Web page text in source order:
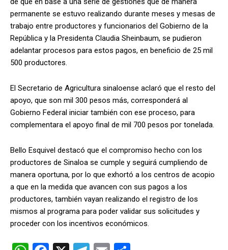
permanente se estuvo realizando durante meses y mesas de
trabajo entre productores y funcionarios del Gobierno de la
República y la Presidenta Claudia Sheinbaum, se pudieron
adelantar procesos para estos pagos, en beneficio de 25 mil
500 productores.
El Secretario de Agricultura sinaloense aclaró que el resto del
apoyo, que son mil 300 pesos más, corresponderá al
Gobierno Federal iniciar también con ese proceso, para
complementara el apoyo final de mil 700 pesos por tonelada.
Bello Esquivel destacó que el compromiso hecho con los
productores de Sinaloa se cumple y seguirá cumpliendo de
manera oportuna, por lo que exhortó a los centros de acopio
a que en la medida que avancen con sus pagos a los
productores, también vayan realizando el registro de los
mismos al programa para poder validar sus solicitudes y
proceder con los incentivos económicos.